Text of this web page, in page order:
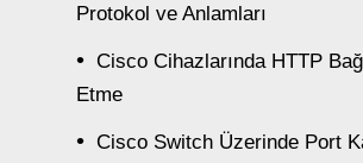
Protokol ve Anlamları
Cisco Cihazlarında HTTP
Etme
Cisco Switch Üzerinde Port